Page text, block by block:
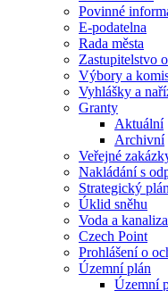
Povinné
E-podatelna
Rada města
Zastupitelstvo
Výbory a
Vyhlášky a
Granty
Aktuální
Archivní
Veřejné
Nakládání s
Strategický plán
Úklid sněhu
Voda a
Czech Point
Prohlášení o
Územní plán
Územní